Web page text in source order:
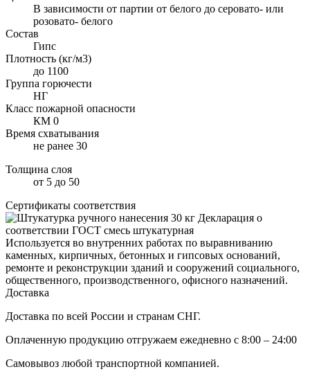
В зависимости от партии от белого до серовато- или
розовато- белого
Состав
Гипс
Плотность (кг/м3)
до 1100
Группа горючести
НГ
Класс пожарной опасности
КМ 0
Время схватывания
не ранее 30
Толщина слоя
от 5 до 50
Сертификаты соответствия
Декларация о
соответствии ГОСТ смесь штукатурная
Используется во внутренних работах по выравниванию
каменных, кирпичных, бетонных и гипсовых оснований,
ремонте и реконструкции зданий и сооружений социального,
общественного, производственного, офисного назначений.
Доставка
Доставка по всей России и странам СНГ.
Оплаченную продукцию отгружаем ежедневно с 8:00 – 24:00
Самовывоз любой транспортной компанией.